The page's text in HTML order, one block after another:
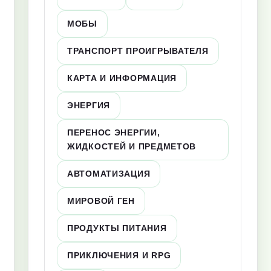
МОБЫ
ТРАНСПОРТ ПРОИГРЫВАТЕЛЯ
КАРТА И ИНФОРМАЦИЯ
ЭНЕРГИЯ
ПЕРЕНОС ЭНЕРГИИ,
ЖИДКОСТЕЙ И ПРЕДМЕТОВ
АВТОМАТИЗАЦИЯ
МИРОВОЙ ГЕН
ПРОДУКТЫ ПИТАНИЯ
ПРИКЛЮЧЕНИЯ И RPG